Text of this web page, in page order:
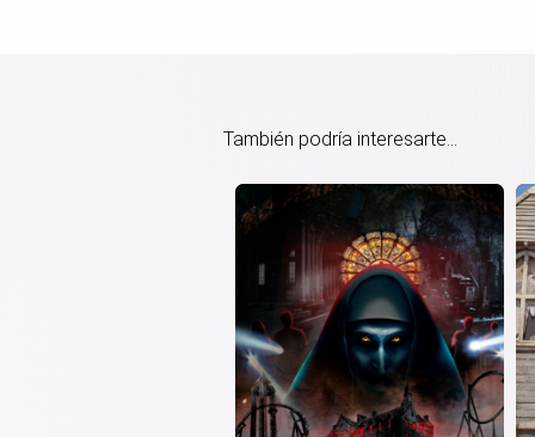
También podría interesarte...